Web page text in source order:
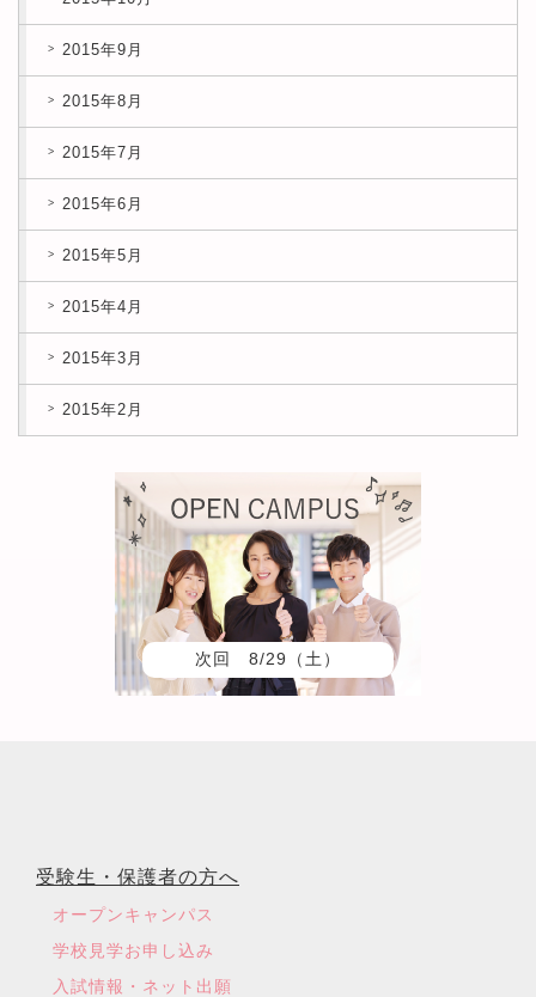
2015年9月
2015年8月
2015年7月
2015年6月
2015年5月
2015年4月
2015年3月
2015年2月
次回 8/29（土）
受験生・保護者の方へ
オープンキャンパス
学校見学お申し込み
入試情報・ネット出願